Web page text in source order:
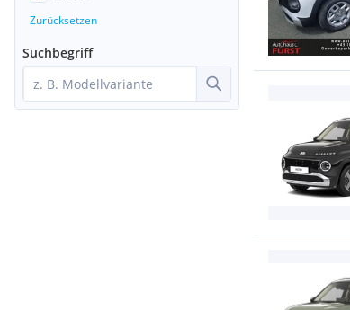
Zurücksetzen
Suchbegriff